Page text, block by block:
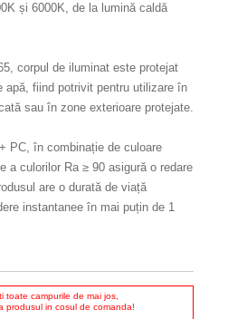
și 6000K, de la lumină caldă
corpul de iluminat este protejat
apă, fiind potrivit pentru utilizare în
sau în zone exterioare protejate.
PC, în combinație de culoare
a culorilor Ra ≥ 90 asigură o redare
are o durată de viață
instantanee în mai puțin de 1
toate campurile de mai jos,
produsul in cosul de comanda!